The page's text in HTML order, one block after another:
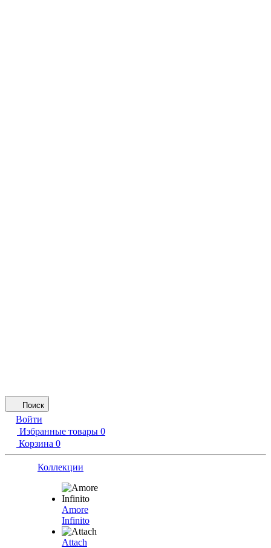
Поиск
Войти
Избранные товары 0
Корзина 0
Коллекции
Amore
Infinito
Attach